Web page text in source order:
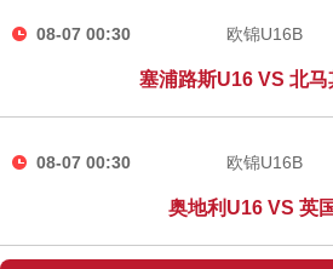
08-07 00:30 欧锦U16B
塞浦路斯U16 VS 北
08-07 00:30 欧锦U16B
奥地利U16 VS 英